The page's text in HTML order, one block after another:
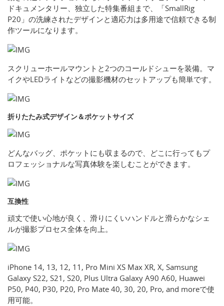
ドキュメンタリー、独立した特集番組まで、「SmallRig
P20」の洗練されたデザインと適応力は多用途で信頼できる制
作ツールになります。
スクリューホールマウントと2つのコールドシューを装備。マ
イクやLEDライトなどの撮影機材のセットアップも簡単です。
折りたたみ式デザイン＆ポケットサイズ
どんなバッグ、ポケットにも収まるので、どこに行ってもプ
ロフェッショナルな写真体験を楽しむことができます。
互換性
頑丈で使い心地が良く、滑りにくいハンドルと滑らかなシェ
ルが撮影プロセス全体を向上。
iPhone 14, 13, 12, 11, Pro Mini XS Max XR, X, Samsung
Galaxy S22, S21, S20, Plus Ultra Galaxy A90 A60, Huawei
P50, P40, P30, P20, Pro Mate 40, 30, 20, Pro, and moreで使
用可能。